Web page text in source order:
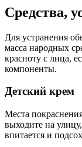
Средства,
Для устранения
масса народных
красноту с лица,
компоненты.
Детский крем
Места
выходите на
впитается и